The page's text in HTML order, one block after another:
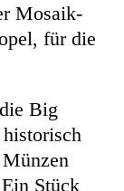
Mosaik-
für die
Big
Stück